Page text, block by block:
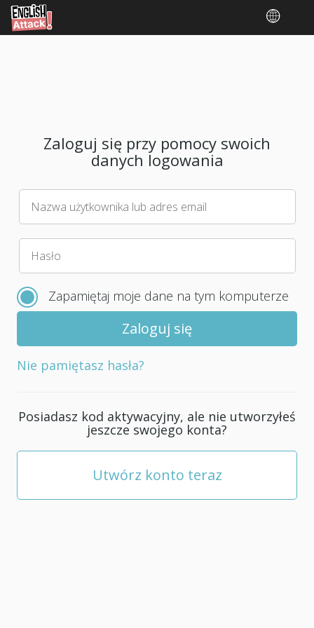
Zaloguj się przy pomocy swoich
danych logowania
Nazwa użytkownika lub adres email
Wybierz
nowe
do
swojego
musi
mieć
Hasło
Zapamiętaj moje dane na tym komputerze
Nie pamiętasz hasła?
Posiadasz kod aktywacyjny, ale nie utworzyłeś
jeszcze swojego konta?
Utwórz konto teraz